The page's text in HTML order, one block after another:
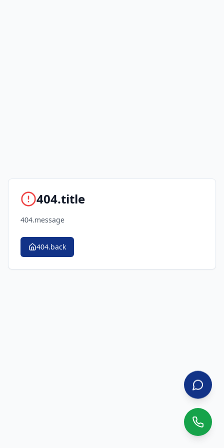
404.title
404.message
404.back